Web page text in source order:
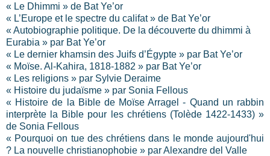
« Le Dhimmi » de Bat Ye’or
« L’Europe et le spectre du califat » de Bat Ye’or
« Autobiographie politique. De la découverte du dhimmi à
Eurabia » par Bat Ye’or
« Le dernier khamsin des Juifs d’Égypte » par Bat Ye’or
« Moïse. Al-Kahira, 1818-1882 » par Bat Ye’or
« Les religions » par Sylvie Deraime
« Histoire du judaïsme » par Sonia Fellous
« Histoire de la Bible de Moïse Arragel - Quand un rabbin
interprète la Bible pour les chrétiens (Tolède 1422-1433) »
de Sonia Fellous
« Pourquoi on tue des chrétiens dans le monde aujourd'hui
? La nouvelle christianophobie » par Alexandre del Valle